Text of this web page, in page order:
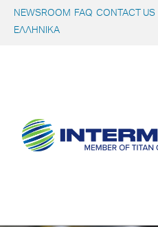
NEWSROOM FAQ CONTACT US
ΕΛΛΗΝΙΚΑ